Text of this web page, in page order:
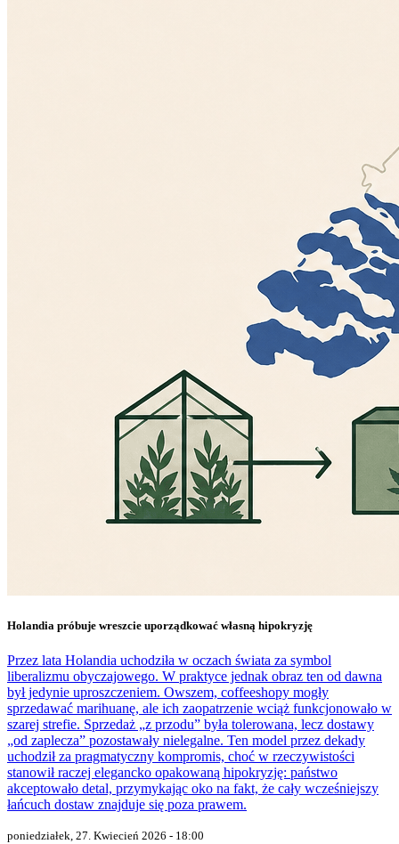
Holandia próbuje wreszcie uporządkować własną hipokryzję
Przez lata Holandia uchodziła w oczach świata za symbol
liberalizmu obyczajowego. W praktyce jednak obraz ten od dawna
był jedynie uproszczeniem. Owszem, coffeeshopy mogły
sprzedawać marihuanę, ale ich zaopatrzenie wciąż funkcjonowało w
szarej strefie. Sprzedaż „z przodu” była tolerowana, lecz dostawy
„od zaplecza” pozostawały nielegalne. Ten model przez dekady
uchodził za pragmatyczny kompromis, choć w rzeczywistości
stanowił raczej elegancko opakowaną hipokryzję: państwo
akceptowało detal, przymykając oko na fakt, że cały wcześniejszy
łańcuch dostaw znajduje się poza prawem.
poniedziałek, 27. Kwiecień 2026 - 18:00